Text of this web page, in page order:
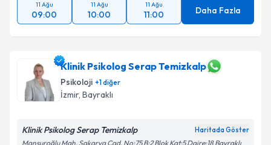
11 Ağu
09:00
11 Ağu
10:00
11 Ağu
11:00 Daha Fazla
Klinik Psikolog Serap Temizkalp
Psikoloji +1diğer
İzmir, Bayraklı
Klinik Psikolog Serap Temizkalp Haritada Göster
Mansuroğlu Mah. Sakarya Cad. No:75 B:2 Blok Kat:5 Daire:18 Bayraklı